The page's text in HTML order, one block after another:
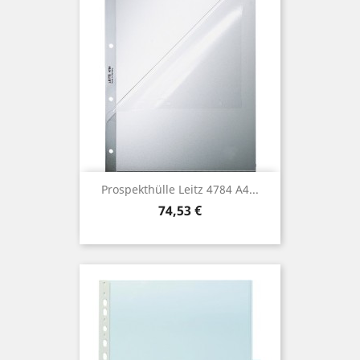
Prospekthülle Leitz 4784 A4...
Preis
74,53 €